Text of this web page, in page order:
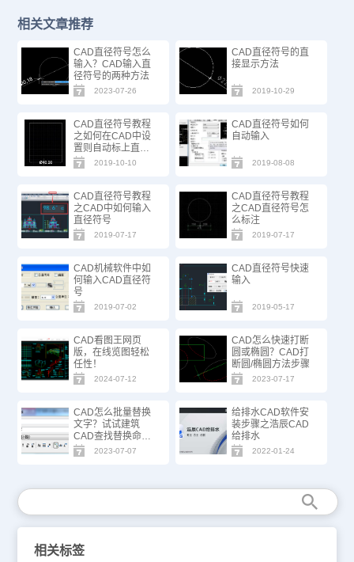
相关文章推荐
CAD直径符号怎么
输入？CAD输入直
径符号的两种方法
2023-07-26
CAD直径符号的直
接显示方法
2019-10-29
CAD直径符号教程
之如何在CAD中设
置则自动标上直径
符号“Φ”2019-10-10
CAD直径符号如何
自动输入
2019-08-08
CAD直径符号教程
之CAD中如何输入
直径符号
2019-07-17
CAD直径符号教程
之CAD直径符号怎
么标注
2019-07-17
CAD机械软件中如
何输入CAD直径符
号
2019-07-02
CAD直径符号快速
输入
2019-05-17
CAD看图王网页
版，在线览图轻松
任性！
2024-07-12
CAD怎么快速打断
圆或椭圆？CAD打
断圆/椭圆方法步骤
2023-07-17
CAD怎么批量替换
文字？试试建筑
CAD查找替换命
令！
2023-07-07
给排水CAD软件安
装步骤之浩辰CAD
给排水
2022-01-24
相关标签